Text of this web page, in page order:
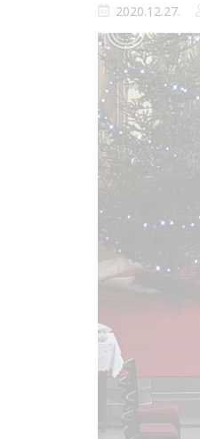
2020.12.27.